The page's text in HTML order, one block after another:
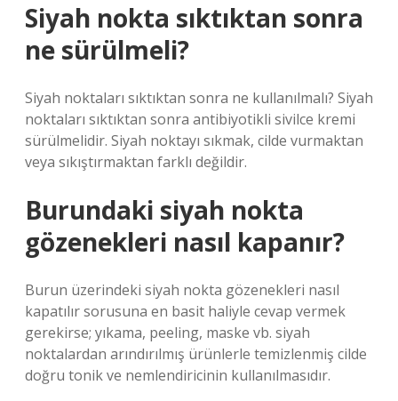
Siyah nokta sıktıktan sonra
ne sürülmeli?
Siyah noktaları sıktıktan sonra ne kullanılmalı? Siyah
noktaları sıktıktan sonra antibiyotikli sivilce kremi
sürülmelidir. Siyah noktayı sıkmak, cilde vurmaktan
veya sıkıştırmaktan farklı değildir.
Burundaki siyah nokta
gözenekleri nasıl kapanır?
Burun üzerindeki siyah nokta gözenekleri nasıl
kapatılır sorusuna en basit haliyle cevap vermek
gerekirse; yıkama, peeling, maske vb. siyah
noktalardan arındırılmış ürünlerle temizlenmiş cilde
doğru tonik ve nemlendiricinin kullanılmasıdır.